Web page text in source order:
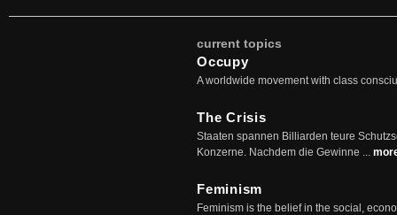
current topics
Occupy
A worldwide movement with class
The Crisis
Staaten spannen Billiarden teure
Konzerne. Nachdem die Gewinne ...
Feminism
Feminism is the belief in the social,